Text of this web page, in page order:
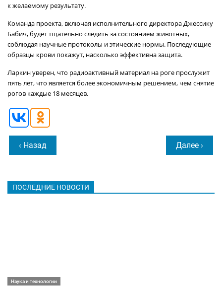
к желаемому результату.
Команда проекта, включая исполнительного директора Джессику
Бабич, будет тщательно следить за состоянием животных,
соблюдая научные протоколы и этические нормы. Последующие
образцы крови покажут, насколько эффективна защита.
Ларкин уверен, что радиоактивный материал на роге прослужит
пять лет, что является более экономичным решением, чем снятие
рогов каждые 18 месяцев.
‹ Назад Далее ›
ПОСЛЕДНИЕ НОВОСТИ
Наука и технологии